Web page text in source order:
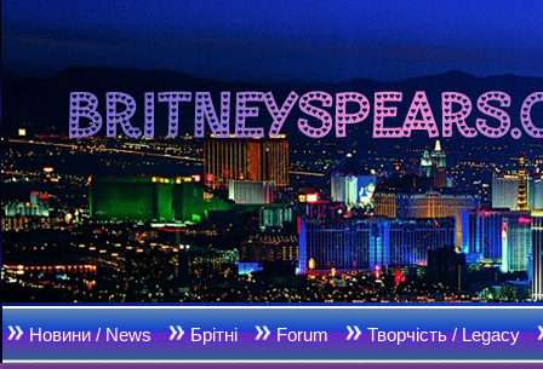
Новини / News Брітні Forum Творчість / Legacy